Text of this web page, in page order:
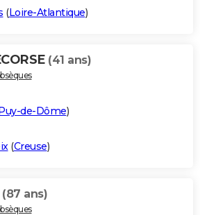
(Loire-Atlantique)
(41 ans)
de-Dôme)
(Creuse)
(87 ans)